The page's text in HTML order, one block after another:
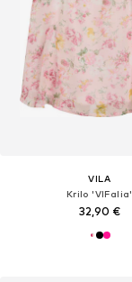
VILA
Krilo 'VIFalia'
32,90 €